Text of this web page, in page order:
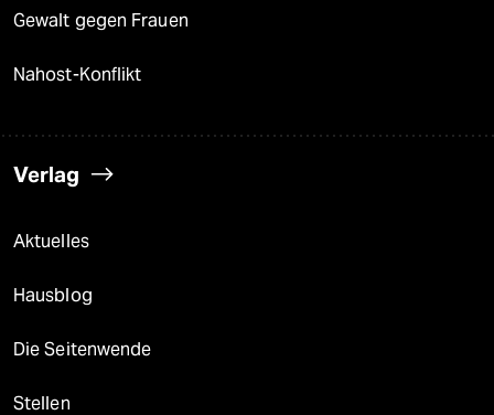
Gewalt gegen Frauen
Nahost-Konflikt
Verlag
Aktuelles
Hausblog
Die Seitenwende
Stellen